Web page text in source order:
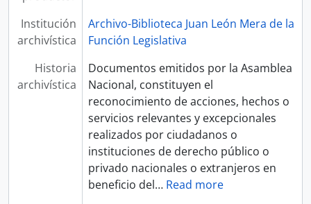
Institución
archivística
Archivo-Biblioteca Juan León Mera de la
Función Legislativa
Historia
archivística
Documentos emitidos por la Asamblea
Nacional, constituyen el
reconocimiento de acciones, hechos o
servicios relevantes y excepcionales
realizados por ciudadanos o
instituciones de derecho público o
privado nacionales o extranjeros en
beneficio del… Read more